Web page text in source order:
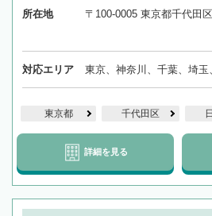
所在地 〒100-0005 東京都千代田
対応エリア 東京、神奈川、千葉、埼
東京都 千代田区
詳細を見る